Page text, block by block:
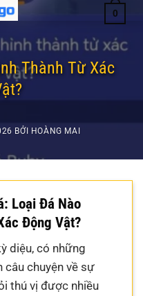
0
Thành Từ Xác
BỞI HOÀNG MAI
Loại Đá Nào
Động Vật?
diệu, có những
câu chuyện về sự
thú vị được nhiều